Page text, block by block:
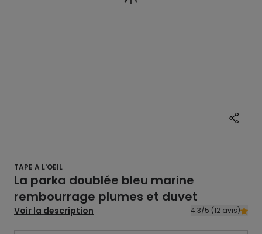
TAPE A L'OEIL
La parka doublée bleu marine
rembourrage plumes et duvet
Voir la description 4.3/5 (12 avis)